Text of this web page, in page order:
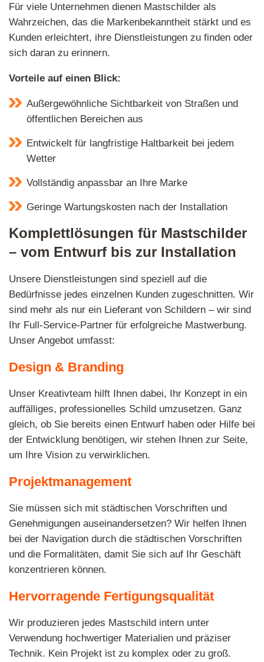
Für viele Unternehmen dienen Mastschilder als
Wahrzeichen, das die Markenbekanntheit stärkt und es
Kunden erleichtert, ihre Dienstleistungen zu finden oder
sich daran zu erinnern.
Vorteile auf einen Blick:
Außergewöhnliche Sichtbarkeit von Straßen und
öffentlichen Bereichen aus
Entwickelt für langfristige Haltbarkeit bei jedem
Wetter
Vollständig anpassbar an Ihre Marke
Geringe Wartungskosten nach der Installation
Komplettlösungen für Mastschilder
– vom Entwurf bis zur Installation
Unsere Dienstleistungen sind speziell auf die
Bedürfnisse jedes einzelnen Kunden zugeschnitten. Wir
sind mehr als nur ein Lieferant von Schildern – wir sind
Ihr Full-Service-Partner für erfolgreiche Mastwerbung.
Unser Angebot umfasst:
Design & Branding
Unser Kreativteam hilft Ihnen dabei, Ihr Konzept in ein
auffälliges, professionelles Schild umzusetzen. Ganz
gleich, ob Sie bereits einen Entwurf haben oder Hilfe bei
der Entwicklung benötigen, wir stehen Ihnen zur Seite,
um Ihre Vision zu verwirklichen.
Projektmanagement
Sie müssen sich mit städtischen Vorschriften und
Genehmigungen auseinandersetzen? Wir helfen Ihnen
bei der Navigation durch die städtischen Vorschriften
und die Formalitäten, damit Sie sich auf Ihr Geschäft
konzentrieren können.
Hervorragende Fertigungsqualität
Wir produzieren jedes Mastschild intern unter
Verwendung hochwertiger Materialien und präziser
Technik. Kein Projekt ist zu komplex oder zu groß.